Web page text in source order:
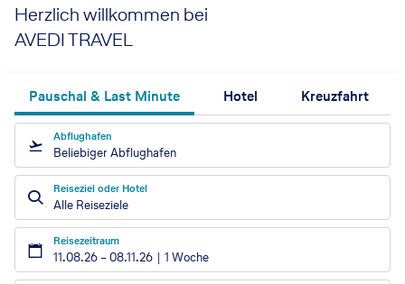
Herzlich willkommen bei
AVEDI TRAVEL
Pauschal & Last Minute Hotel Kreuzfahrt
Abflughafen
Beliebiger Abflughafen
Reiseziel oder Hotel
Alle Reiseziele
Reisezeitraum
11.08.26 –08.11.26 1 Woche